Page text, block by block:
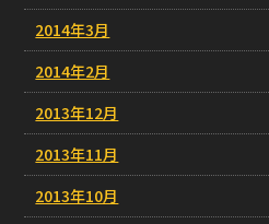
2014年3月
2014年2月
2013年12月
2013年11月
2013年10月